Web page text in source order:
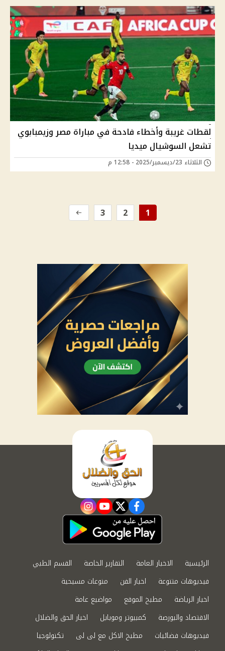
لقطات غريبة وأخطاء فادحة في مباراة مصر وزيمبابوي
تشعل السوشيال ميديا
الثلاثاء 23/ديسمبر/2025 - 12:58 م
1
2
3
facebook
twitter
youtube
instagram
الرئيسية الاخبار العامة التقارير الخاصة
القسم الطبي
فيديوهات متنوعة
اخبار الفن
منوعات مسيحية
اخبار الرياضة
مطبخ الموقع
مواضيع عامة
الاقتصاد والبورصة
كمبيوتر وموبايل
اخبار الحق والضلال
فيديوهات فضائيات
مطبخ الاكل مع لى لى
تكنولوجيا